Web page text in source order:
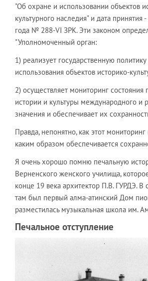
"Об охpане и использовании объектов
культуpного наследия" и дата принятия
года № 288-VІ ЗРК. Эти законом
"Уполномоченный орган:
1) реализует государственную
использования объектов историко-
2) осуществляет мониторинг состояния
истории и культуры международного и
значения и обеспечивает их
Правда, непонятно, как этот
каким образом обеспечивается
Я очень хорошо помню печальную
Верненского женского училища,
конце 19 века архитектор П.В. ГУРДЭ. В
там был первый алма-атинский Дом
разместилась музыкальная школа им.
Печальное отступление